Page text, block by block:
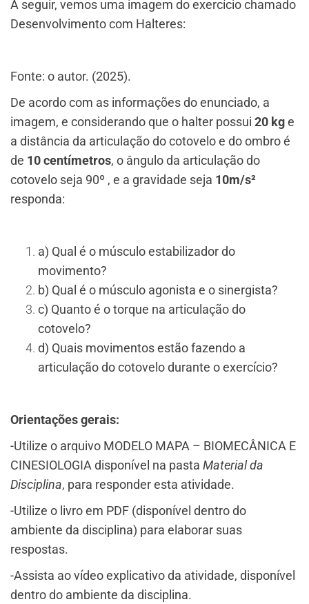
A seguir, vemos uma imagem do exercício chamado
Desenvolvimento com Halteres:
Fonte: o autor. (2025).
De acordo com as informações do enunciado, a
imagem, e considerando que o halter possui 20 kge
a distância da articulação do cotovelo e do ombro é
de 10 centímetros, o ângulo da articulação do
cotovelo seja 90º , e a gravidade seja 10m/s²
responda:
a) Qual é o músculo estabilizador do
movimento?
b) Qual é o músculo agonista e o sinergista?
c) Quanto é o torque na articulação do
cotovelo?
d) Quais movimentos estão fazendo a
articulação do cotovelo durante o exercício?
Orientações gerais:
-Utilize o arquivo MODELO MAPA – BIOMECÂNICA E
CINESIOLOGIA disponível na pasta Material da
Disciplina, para responder esta atividade.
-Utilize o livro em PDF (disponível dentro do
ambiente da disciplina) para elaborar suas
respostas.
-Assista ao vídeo explicativo da atividade, disponível
dentro do ambiente da disciplina.